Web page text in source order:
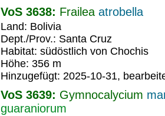
VoS 3638: Frailea atrobella
Land: Bolivia
Dept./Prov.: Santa Cruz
Habitat: südöstlich von Chochis
Höhe: 356 m
Hinzugefügt: 2025-10-31,
VoS 3639: Gymnocalycium
guaraniorum